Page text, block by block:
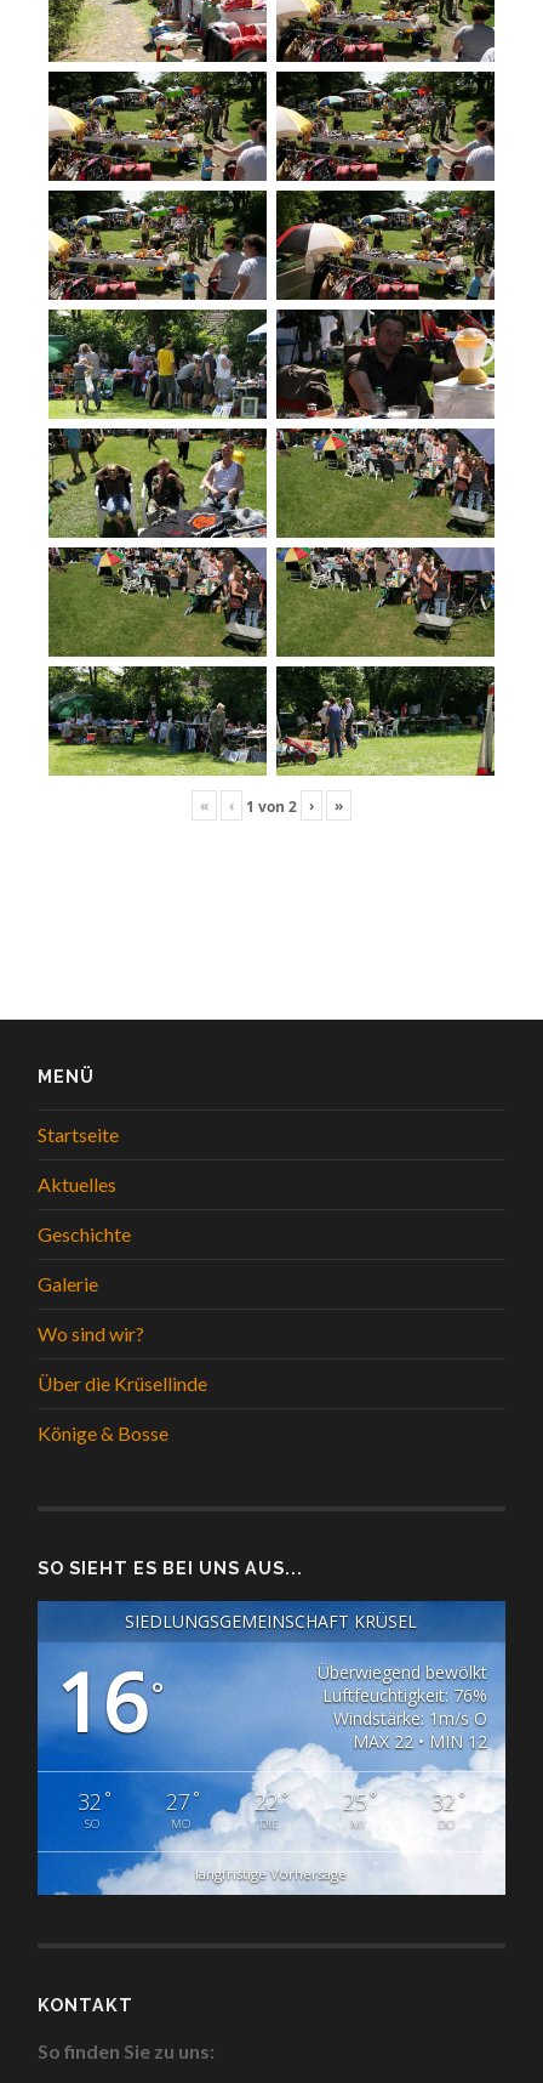
« ‹ 1 von 2 › »
MENÜ
Startseite
Aktuelles
Geschichte
Galerie
Wo sind wir?
Über die Krüsellinde
Könige & Bosse
SO SIEHT ES BEI UNS AUS...
SIEDLUNGSGEMEINSCHAFT KRÜSEL
16°
Überwiegend bewölkt
Luftfeuchtigkeit: 76%
Windstärke: 1m/s O
MAX 22 • MIN 12
32 °
SO
27°
MO
22°
DIE
25°
MI
32 °
DO
langfristige Vorhersage
KONTAKT
So finden Sie zu uns: